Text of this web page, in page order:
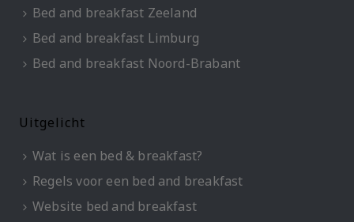
Bed and breakfast Zeeland
Bed and breakfast Limburg
Bed and breakfast Noord-Brabant
Uitgelicht
Wat is een bed & breakfast?
Regels voor een bed and breakfast
Website bed and breakfast